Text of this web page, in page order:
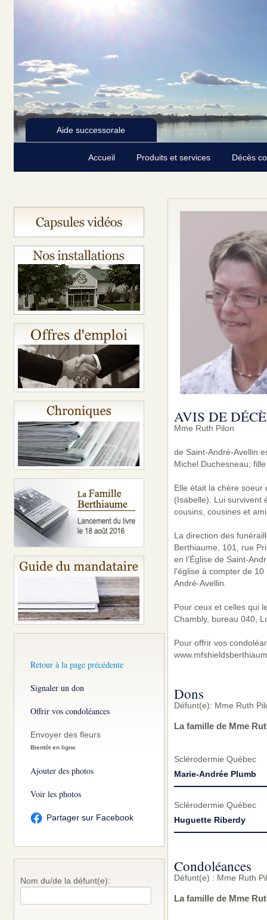
Aide successorale
Accueil Produits et services Décès
Retour à la page précédente
Signaler un don
Offrir vos condoléances
Envoyer des fleurs
Bientôt en ligne
Ajouter des photos
Voir les photos
Partager sur Facebook
Nom du/de la défunt(e):
AVIS DE
Mme Ruth Pilon
de Saint-André-Avellin
Michel Duchesneau;
Elle était la chère
(Isabelle). Lui survivent
cousins, cousines et
La direction des
Berthiaume, 101, rue
en l’Église de Saint-
l'église à compter de
André-Avellin.
Pour ceux et celles qui
Chambly, bureau 040,
Pour offrir vos
Dons
Défunt(e): Mme Ruth
La famille de Mme
Sclérodermie Québec
Marie-Andrée Plumb
Sclérodermie Québec
Huguette Riberdy
Condoléances
Défunt(e) : Mme Ruth
La famille de Mme